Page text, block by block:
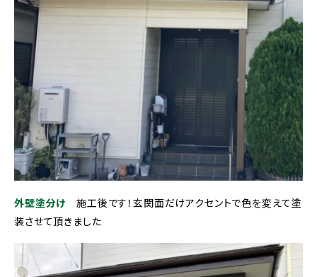
外壁塗分け施工後です！玄関面だけアクセントで色を変えて塗
装させて頂きました